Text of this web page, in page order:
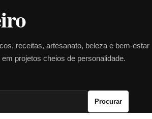
receitas, artesanato, beleza e bem-estar
projetos cheios de personalidade.
Procurar